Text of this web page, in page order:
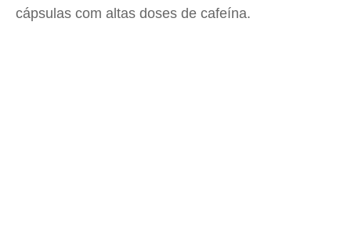
cápsulas com altas doses de cafeína.